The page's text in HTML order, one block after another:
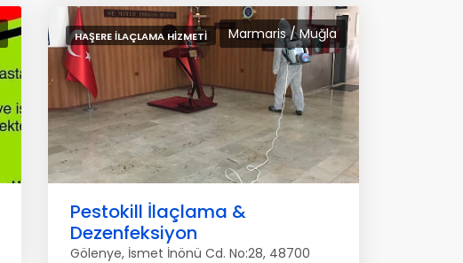
Marmaris / Muğla
HAŞERE İLAÇLAMA HIZMETI
Pestokill İlaçlama &
Dezenfeksiyon
Gölenye, İsmet İnönü Cd. No:28, 48700